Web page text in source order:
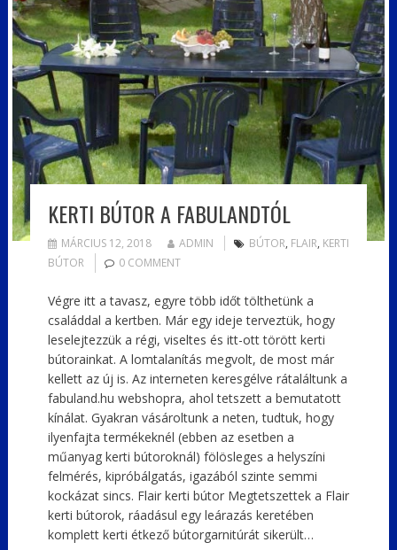
KERTI BÚTOR A FABULANDTÓL
MÁRCIUS 12, 2018 ADMIN BÚTOR, FLAIR, KERTI
BÚTOR
0 COMMENT
Végre itt a tavasz, egyre több időt tölthetünk a
családdal a kertben. Már egy ideje terveztük, hogy
leselejtezzük a régi, viseltes és itt-ott törött kerti
bútorainkat. A lomtalanítás megvolt, de most már
kellett az új is. Az interneten keresgélve rátaláltunk a
fabuland.hu webshopra, ahol tetszett a bemutatott
kínálat. Gyakran vásároltunk a neten, tudtuk, hogy
ilyenfajta termékeknél (ebben az esetben a
műanyag kerti bútoroknál) fölösleges a helyszíni
felmérés, kipróbálgatás, igazából szinte semmi
kockázat sincs. Flair kerti bútor Megtetszettek a Flair
kerti bútorok, ráadásul egy leárazás keretében
komplett kerti étkező bútorgarnitúrát sikerült…